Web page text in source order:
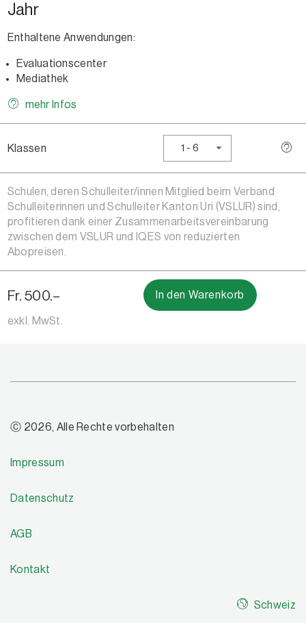
Jahr
Enthaltene Anwendungen:
Evaluationscenter
Mediathek
mehr Infos
Klassen 1 - 6
Schulen, deren Schulleiter/innen Mitglied beim Verband
Schulleiterinnen und Schulleiter Kanton Uri (VSLUR) sind,
profitieren dank einer Zusammenarbeitsvereinbarung
zwischen dem VSLUR und IQES von reduzierten
Abopreisen.
Fr. 500.–
exkl. MwSt.
In den Warenkorb
Ⓒ 2026, Alle Rechte vorbehalten
Impressum
Datenschutz
AGB
Kontakt
Schweiz